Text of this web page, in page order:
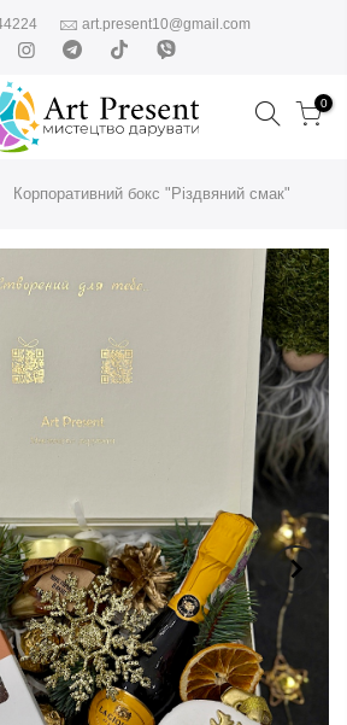
art.present10@gmail.com
0
Корпоративний бокс "Різдвяний смак"